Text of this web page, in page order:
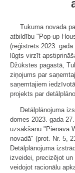
Tukuma novada
atbildību "Pop-up
(reģistrēts 2023.
lūgts virzīt
Džūkstes pagastā,
ziņojums par
saņemtajiem
projekts par
Detālplānojuma
domes 2023. gada
uzsākšanu "Pienava
novadā" (prot. Nr. 5,
Detālplānojuma
izveidei, precizējot
veidojot racionālu